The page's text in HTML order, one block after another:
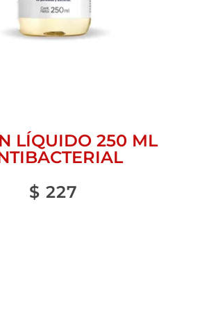
LÍQUIDO 250 ML
$ 227